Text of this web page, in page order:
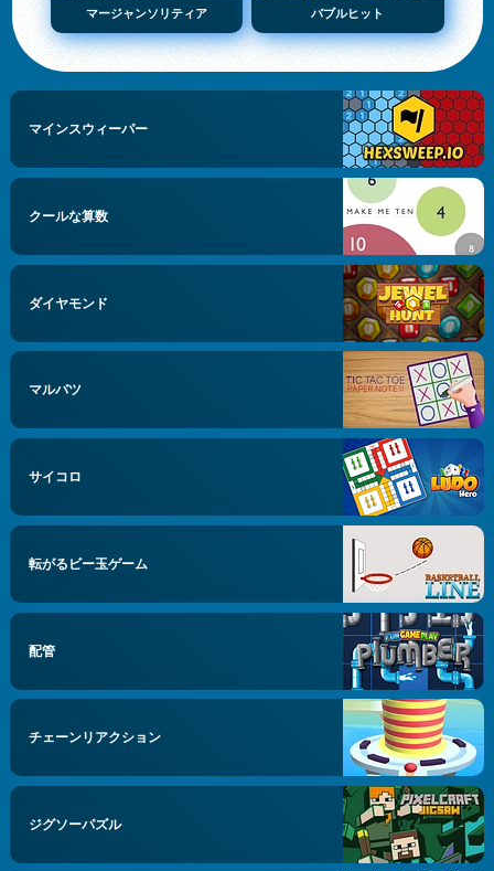
マージャンソリティア バブルヒット
マインスウィーパー
クールな算数
ダイヤモンド
マルバツ
サイコロ
転がるビー玉ゲーム
配管
チェーンリアクション
ジグソーパズル